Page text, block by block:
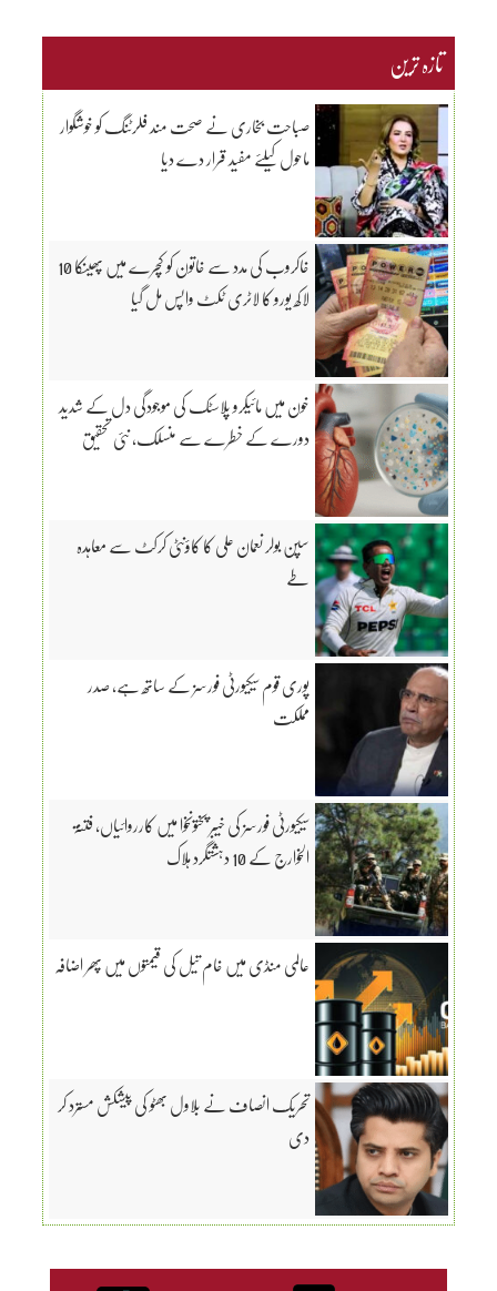
تازہ ترین
صباحت بخاری نے صحت مند فلرٹنگ کو خوشگوار
ماحول کیلئے مفید قرار دے دیا
خاکروب کی مدد سے خاتون کو کچرے میں پھینکا 10
لاکھ یورو کا لاٹری ٹکٹ واپس مل گیا
خون میں مائیکرو پلاسٹک کی موجودگی دل کے شدید
دورے کے خطرے سے منسلک، نئی تحقیق
سپن بولر نعمان علی کا کاؤنٹی کرکٹ سے معاہدہ
طے
پوری قوم سیکیورٹی فورسز کے ساتھ ہے، صدر
مملکت
سیکیورٹی فورسز کی خیبر پختونخوا میں کارروائیاں، فتنۃ
الخوارج کے 10 دہشتگرد ہلاک
عالمی منڈی میں خام تیل کی قیمتوں میں پھر اضافہ
تحریک انصاف نے بلاول بھٹو کی پیشکش مسترد کر
دی